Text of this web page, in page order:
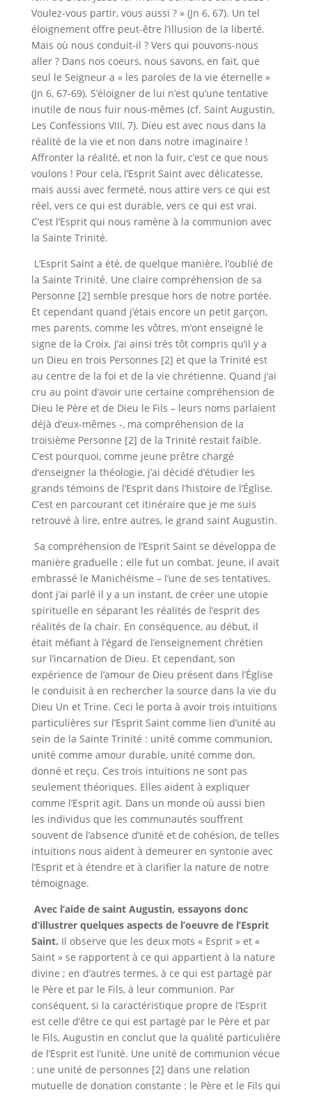
Voulez-vous partir, vous aussi ? » (Jn 6, 67). Un tel
éloignement offre peut-être l’illusion de la liberté.
Mais où nous conduit-il ? Vers qui pouvons-nous
aller ? Dans nos coeurs, nous savons, en fait, que
seul le Seigneur a « les paroles de la vie éternelle »
(Jn 6, 67-69). S’éloigner de lui n’est qu’une tentative
inutile de nous fuir nous-mêmes (cf. Saint Augustin,
Les Confessions VIII, 7). Dieu est avec nous dans la
réalité de la vie et non dans notre imaginaire !
Affronter la réalité, et non la fuir, c’est ce que nous
voulons ! Pour cela, l’Esprit Saint avec délicatesse,
mais aussi avec fermeté, nous attire vers ce qui est
réel, vers ce qui est durable, vers ce qui est vrai.
C’est l’Esprit qui nous ramène à la communion avec
la Sainte Trinité.
L’Esprit Saint a été, de quelque manière, l’oublié de
la Sainte Trinité. Une claire compréhension de sa
Personne [2] semble presque hors de notre portée.
Et cependant quand j’étais encore un petit garçon,
mes parents, comme les vôtres, m’ont enseigné le
signe de la Croix. J’ai ainsi très tôt compris qu’il y a
un Dieu en trois Personnes [2] et que la Trinité est
au centre de la foi et de la vie chrétienne. Quand j’ai
cru au point d’avoir une certaine compréhension de
Dieu le Père et de Dieu le Fils – leurs noms parlaient
déjà d’eux-mêmes -, ma compréhension de la
troisième Personne [2] de la Trinité restait faible.
C’est pourquoi, comme jeune prêtre chargé
d’enseigner la théologie, j’ai décidé d’étudier les
grands témoins de l’Esprit dans l’histoire de l’Église.
C’est en parcourant cet itinéraire que je me suis
retrouvé à lire, entre autres, le grand saint Augustin.
Sa compréhension de l’Esprit Saint se développa de
manière graduelle ; elle fut un combat. Jeune, il avait
embrassé le Manichéisme – l’une de ses tentatives,
dont j’ai parlé il y a un instant, de créer une utopie
spirituelle en séparant les réalités de l’esprit des
réalités de la chair. En conséquence, au début, il
était méfiant à l’égard de l’enseignement chrétien
sur l’incarnation de Dieu. Et cependant, son
expérience de l’amour de Dieu présent dans l’Église
le conduisit à en rechercher la source dans la vie du
Dieu Un et Trine. Ceci le porta à avoir trois intuitions
particulières sur l’Esprit Saint comme lien d’unité au
sein de la Sainte Trinité : unité comme communion,
unité comme amour durable, unité comme don,
donné et reçu. Ces trois intuitions ne sont pas
seulement théoriques. Elles aident à expliquer
comme l’Esprit agit. Dans un monde où aussi bien
les individus que les communautés souffrent
souvent de l’absence d’unité et de cohésion, de telles
intuitions nous aident à demeurer en syntonie avec
l’Esprit et à étendre et à clarifier la nature de notre
témoignage.
Avec l’aide de saint Augustin, essayons donc
d’illustrer quelques aspects de l’oeuvre de l’Esprit
Saint. Il observe que les deux mots « Esprit » et «
Saint » se rapportent à ce qui appartient à la nature
divine ; en d’autres termes, à ce qui est partagé par
le Père et par le Fils, à leur communion. Par
conséquent, si la caractéristique propre de l’Esprit
est celle d’être ce qui est partagé par le Père et par
le Fils, Augustin en conclut que la qualité particulière
de l’Esprit est l’unité. Une unité de communion vécue
: une unité de personnes [2] dans une relation
mutuelle de donation constante : le Père et le Fils qui